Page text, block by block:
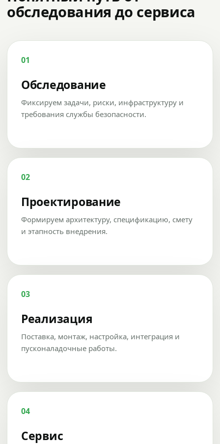
обследования до сервиса
01
Обследование
Фиксируем задачи, риски, инфраструктуру и
требования службы безопасности.
02
Проектирование
Формируем архитектуру, спецификацию, смету
и этапность внедрения.
03
Реализация
Поставка, монтаж, настройка, интеграция и
пусконаладочные работы.
04
Сервис